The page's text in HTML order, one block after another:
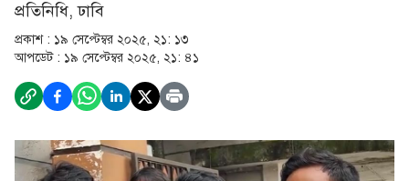
প্রতিনিধি, ঢাবি
প্রকাশ : ১৯ সেপ্টেম্বর ২০২৫, ২১: ১৩
আপডেট : ১৯ সেপ্টেম্বর ২০২৫, ২১: ৪১